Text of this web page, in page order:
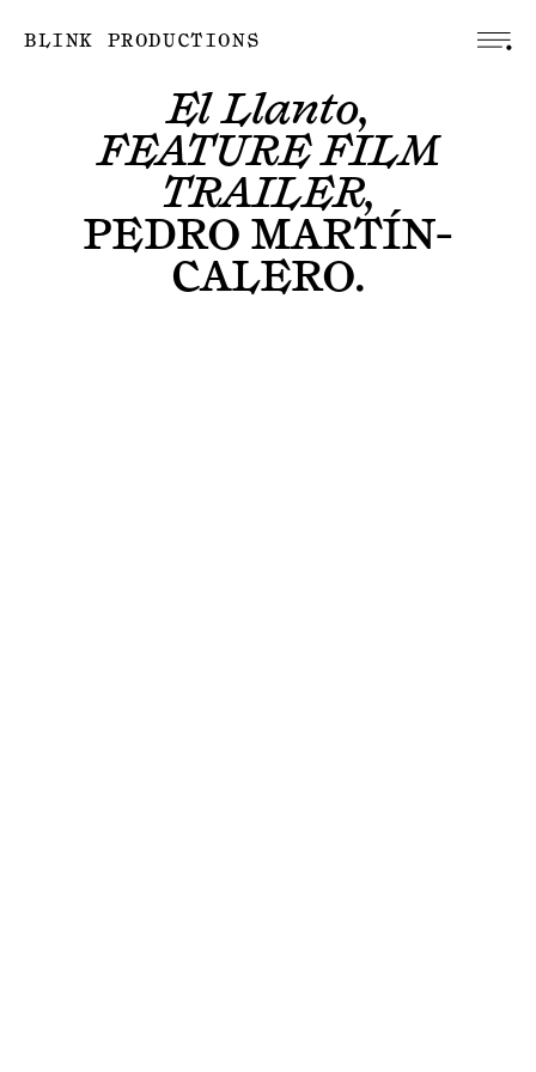
BLINK PRODUCTIONS
El Llanto,
FEATURE FILM
TRAILER,
PEDRO MARTÍN-
CALERO.